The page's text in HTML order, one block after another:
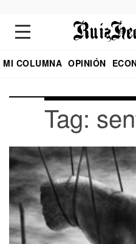
MI COLUMNA OPINIÓN
Tag: